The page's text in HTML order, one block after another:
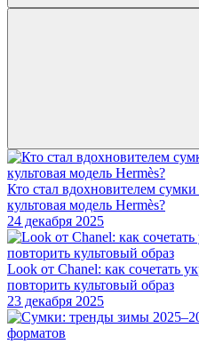
Кто стал вдохновителем
культовая модель Hermès?
24 декабря 2025
Look от Chanel: как сочетать
повторить культовый образ
23 декабря 2025